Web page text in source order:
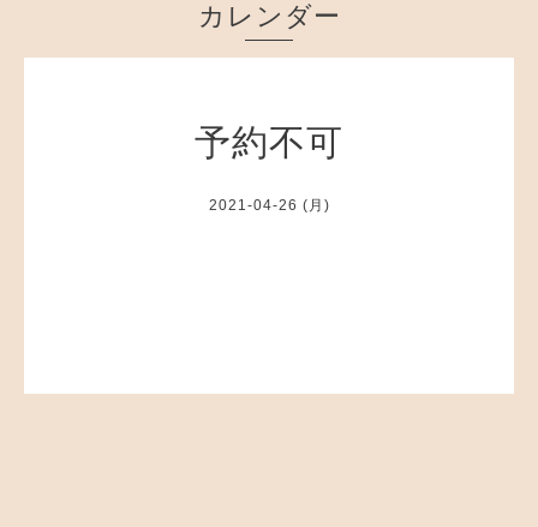
カレンダー
予約不可
2021-04-26 (月)